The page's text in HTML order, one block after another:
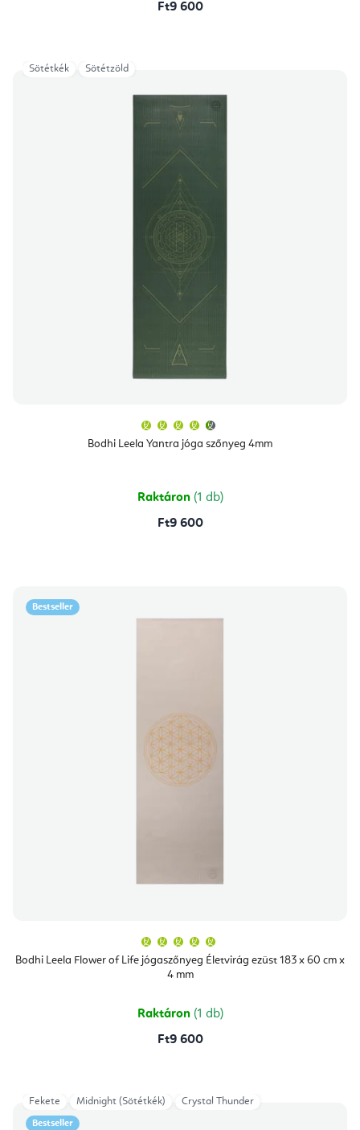
Ft9 600
Bodhi Leela Yantra jóga szőnyeg 4mm
átlagos
értékelése
csillag.
Raktáron (1 db)
Ft9 600
Sötétkék Sötétzöld
Bestseller
Bodhi Leela Flower of Life jógaszőnyeg Életvirág ezüst 183 x 60 cm x
4 mm
átlagos
értékelése
csillag.
Raktáron (1 db)
Ft9 600
Bestseller
Fekete Midnight (Sötétkék) Crystal Thunder